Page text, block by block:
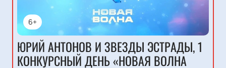
6+
ЮРИЙ АНТОНОВ И ЗВЕЗДЫ ЭСТРАДЫ, 1
КОНКУРСНЫЙ ДЕНЬ «НОВАЯ ВОЛНА